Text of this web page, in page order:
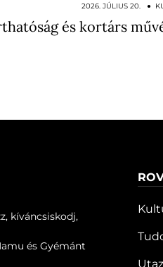
2026. JÚLIUS 20. ●
és kortárs
kíváncsiskodj,
és Gyémánt